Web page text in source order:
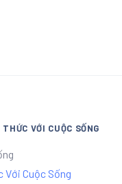
VỚI CUỘC SỐNG
Với Cuộc Sống